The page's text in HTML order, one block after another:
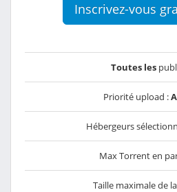
Inscrivez-vous
Toutes les
Priorité upload :
Hébergeurs
Max Torrent en
Taille maximale de